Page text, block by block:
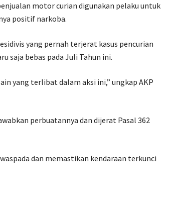
motor curian digunakan pelaku untuk
positif narkoba.
yang pernah terjerat kasus pencurian
saja bebas pada Juli Tahun ini.
yang terlibat dalam aksi ini,” ungkap AKP
perbuatannya dan dijerat Pasal 362
dan memastikan kendaraan terkunci